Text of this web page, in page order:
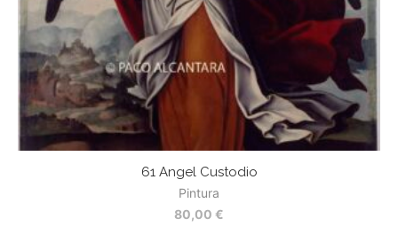
61 Angel Custodio
Pintura
80,00 €